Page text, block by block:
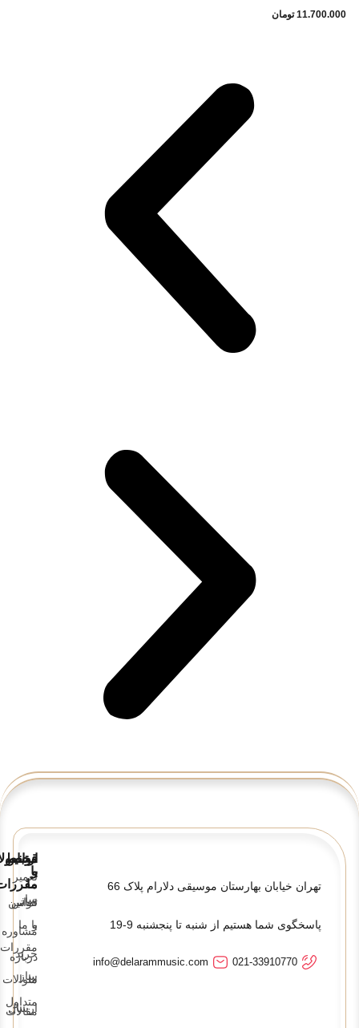
11.700.000 تومان
تهران خیابان بهارستان موسیقی دلارام پلاک 66
پاسخگوی شما هستیم از شنبه تا پنجشنبه 9-19
021-33910770
info@delarammusic.com
تعمیر
ساز
مشاوره
خرید
ساز
ارسال
قوانین
و
قوانین
و
مقررات
سوالات
متداول
ارتباط
با
ما
تماس
با ما
درباره
ما
مقالات